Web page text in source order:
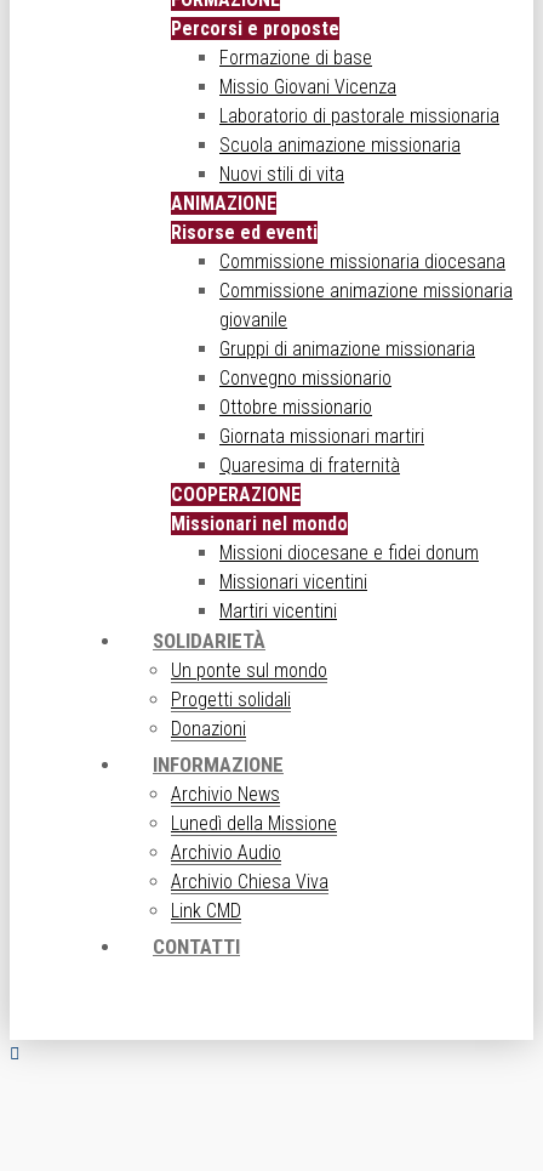
Percorsi e proposte
Formazione di base
Missio Giovani Vicenza
Laboratorio di pastorale missionaria
Scuola animazione missionaria
Nuovi stili di vita
ANIMAZIONE
Risorse ed eventi
Commissione missionaria diocesana
Commissione animazione missionaria
giovanile
Gruppi di animazione missionaria
Convegno missionario
Ottobre missionario
Giornata missionari martiri
Quaresima di fraternità
COOPERAZIONE
Missionari nel mondo
Missioni diocesane e fidei donum
Missionari vicentini
Martiri vicentini
SOLIDARIETÀ
Un ponte sul mondo
Progetti solidali
Donazioni
INFORMAZIONE
Archivio News
Lunedì della Missione
Archivio Audio
Archivio Chiesa Viva
Link CMD
CONTATTI